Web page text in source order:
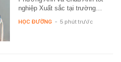
nghiệp Xuất sắc tại trường…
HỌC ĐƯỜNG - 5 phút trước